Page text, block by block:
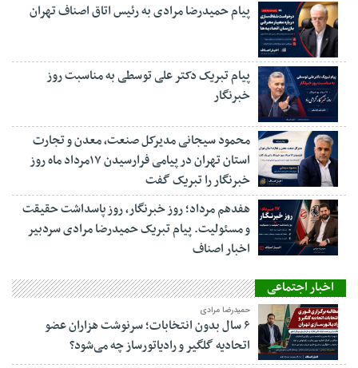
پیام حمیدرضا مرادی به رئیس اتاق اصناف تهران
پیام تبریک دکتر علی توسطی به مناسبت روز
خبرنگار
محمود سیجانی مدیرکل صنعت، معدن و تجارت
استان تهران در پیامی فرارسیدن ۱۷مرداد ماه روز
خبرنگار را تبریک گفت
هفدهم مرداد؛ روز خبرنگار، روز پاسداشت حقیقت
و مسئولیت. پیام تبریک حمیدرضا مرادی سردبیر
اخبار اصناف
اخبار اجتماعی
حمیدرضا مرادی
۶ سال بدون انتخابات؛ سرنوشت هزاران عضو
اتحادیه گلگیر و رادیاتورساز چه می‌شود؟